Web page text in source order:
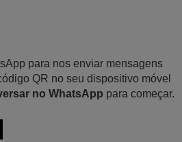
para nos enviar mensagens
QR no seu dispositivo móvel
no WhatsApp para começar.